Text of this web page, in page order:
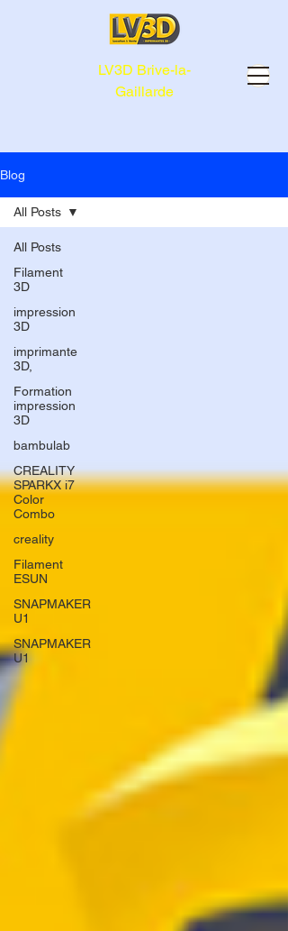
LV3D Brive-la-
Gaillarde
Blog
All Posts
Filament
3D
impression
3D
imprimante
3D,
Formation
impression
3D
bambulab
CREALITY
SPARKX i7
Color
Combo
creality
Filament
ESUN
SNAPMAKER
U1
SNAPMAKER
U1
All Posts